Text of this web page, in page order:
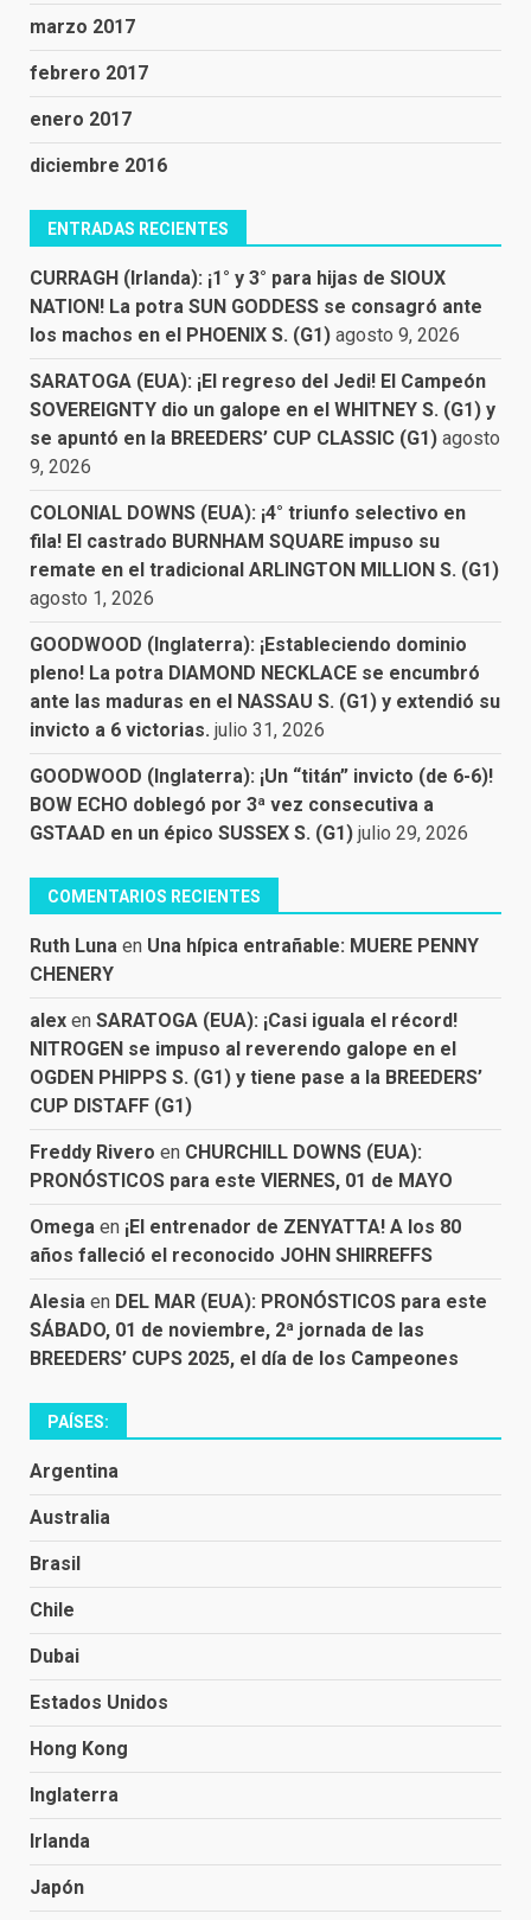
marzo 2017
febrero 2017
enero 2017
diciembre 2016
ENTRADAS RECIENTES
CURRAGH (Irlanda): ¡1° y 3° para hijas de SIOUX
NATION! La potra SUN GODDESS se consagró ante
los machos en el PHOENIX S. (G1) agosto 9, 2026
SARATOGA (EUA): ¡El regreso del Jedi! El Campeón
SOVEREIGNTY dio un galope en el WHITNEY S. (G1) y
se apuntó en la BREEDERS’ CUP CLASSIC (G1) agosto
9, 2026
COLONIAL DOWNS (EUA): ¡4° triunfo selectivo en
fila! El castrado BURNHAM SQUARE impuso su
remate en el tradicional ARLINGTON MILLION S. (G1)
agosto 1, 2026
GOODWOOD (Inglaterra): ¡Estableciendo dominio
pleno! La potra DIAMOND NECKLACE se encumbró
ante las maduras en el NASSAU S. (G1) y extendió su
invicto a 6 victorias. julio 31, 2026
GOODWOOD (Inglaterra): ¡Un “titán” invicto (de 6-6)!
BOW ECHO doblegó por 3ª vez consecutiva a
GSTAAD en un épico SUSSEX S. (G1) julio 29, 2026
COMENTARIOS RECIENTES
Ruth Luna en Una hípica entrañable: MUERE PENNY
CHENERY
alex en SARATOGA (EUA): ¡Casi iguala el récord!
NITROGEN se impuso al reverendo galope en el
OGDEN PHIPPS S. (G1) y tiene pase a la BREEDERS’
CUP DISTAFF (G1)
Freddy Rivero en CHURCHILL DOWNS (EUA):
PRONÓSTICOS para este VIERNES, 01 de MAYO
Omega en ¡El entrenador de ZENYATTA! A los 80
años falleció el reconocido JOHN SHIRREFFS
Alesia en DEL MAR (EUA): PRONÓSTICOS para este
SÁBADO, 01 de noviembre, 2ª jornada de las
BREEDERS’ CUPS 2025, el día de los Campeones
PAÍSES:
Argentina
Australia
Brasil
Chile
Dubai
Estados Unidos
Hong Kong
Inglaterra
Irlanda
Japón